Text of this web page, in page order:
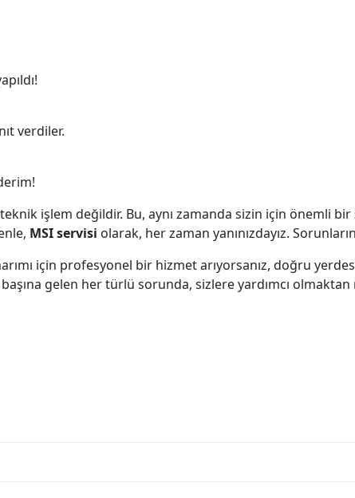
verdiler.
işlem değildir. Bu, aynı zamanda sizin için önemli bir
MSI servisi olarak, her zaman yanınızdayız.
için profesyonel bir hizmet arıyorsanız, doğru
gelen her türlü sorunda, sizlere yardımcı olmaktan